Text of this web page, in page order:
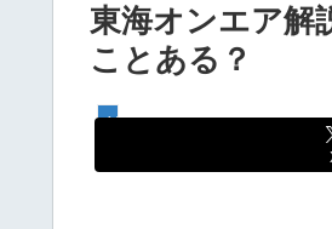
東海オンエア解
ことある？
YouTube